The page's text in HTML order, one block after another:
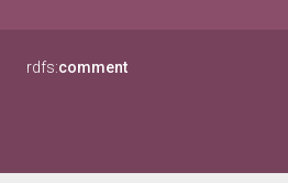
rdfs:comment